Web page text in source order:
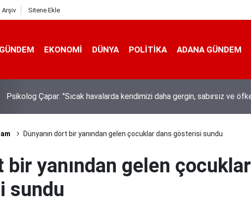
Arşiv Sitene Ekle
GÜNDEM EKONOMI DÜNYA POLİTİKA ADANA GÜNDEM
Kavurucu sıcakta hem kanalda yüzdüler hem karpuz yediler
Dünyanın dört bir yanından gelen çocuklar dans gösterisi sundu
bir yanından gelen çocuklar
sundu